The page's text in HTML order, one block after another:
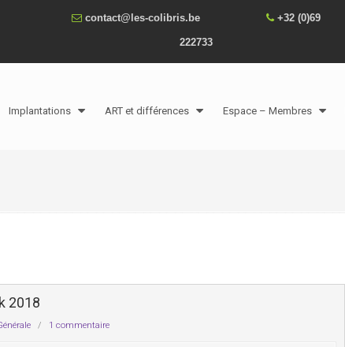
contact@les-colibris.be +32 (0)69
222733
Implantations ART et différences Espace – Membres
2018
/ 1 commentaire